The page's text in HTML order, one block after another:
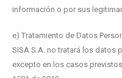
información o por sus
e) Tratamiento de Datos
SISA S.A. no tratará los datos
excepto en los casos